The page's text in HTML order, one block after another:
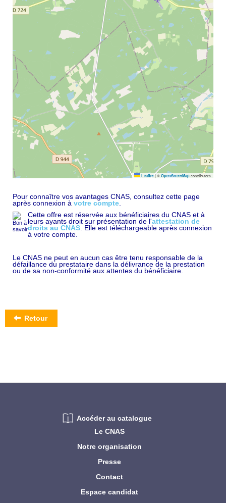
Leaflet |© OpenStreetMap contributors
Pour connaître vos avantages CNAS, consultez cette page
après connexion à votre compte.
Cette offre est réservée aux bénéficiaires du CNAS et à
leurs ayants droit sur présentation de l'attestation de
droits au CNAS. Elle est téléchargeable après connexion
à votre compte.
Le CNAS ne peut en aucun cas être tenu responsable de la
défaillance du prestataire dans la délivrance de la prestation
ou de sa non-conformité aux attentes du bénéficiaire.
Retour
Le CNAS
Notre organisation
Presse
Contact
Espace candidat
Accéder au catalogue